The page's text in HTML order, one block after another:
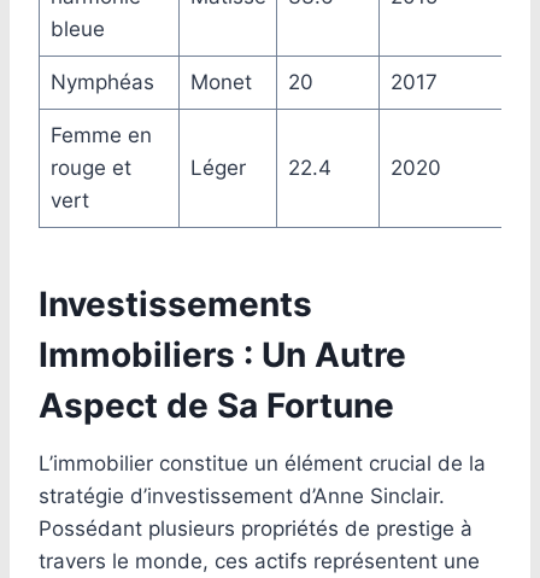
bleue
Nymphéas Monet 20 2017
Femme en
rouge et
vert
Léger 22.4 2020
Investissements
Immobiliers : Un Autre
Aspect de Sa Fortune
L’immobilier constitue un élément crucial de la
stratégie d’investissement d’Anne Sinclair.
Possédant plusieurs propriétés de prestige à
travers le monde, ces actifs représentent une